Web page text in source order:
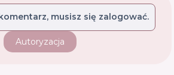
musisz się zalogować.
Autoryzacja